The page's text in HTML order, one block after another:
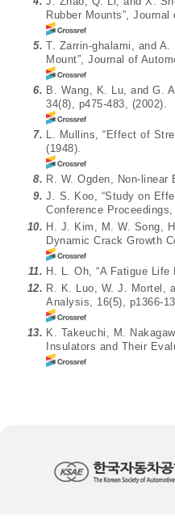
Rubber Mounts”,
5. T. Zarrin-ghalami, and
Mount”, Journal of
6. B. Wang, K. Lu, and G.
34(8), p475-483, (2002).
7. L. Mullins, “Effect of
(1948).
8. R. W. Ogden, Non-
9. J. S. Koo, “Study on
Conference
10. H. J. Kim, M. W. Song,
Dynamic Crack Growth
11. H. L. Oh, “A Fatigue
12. R. K. Luo, W. J. Mortel,
Analysis, 16(5), p1366-
13. K. Takeuchi, M.
Insulators and Their